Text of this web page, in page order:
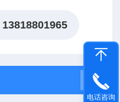
13818801965
电话咨询